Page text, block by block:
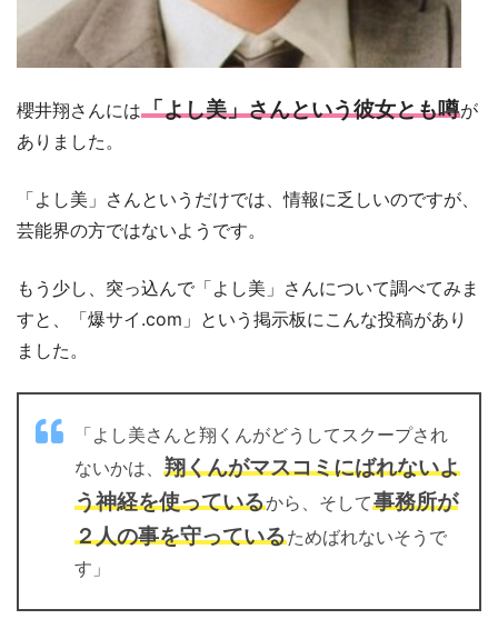
櫻井翔さんには「よし美」さんという彼女とも噂が
ありました。
「よし美」さんというだけでは、情報に乏しいのですが、
芸能界の方ではないようです。
もう少し、突っ込んで「よし美」さんについて調べてみま
すと、「爆サイ.com」という掲示板にこんな投稿があり
ました。
「よし美さんと翔くんがどうしてスクープされ
ないかは、 翔くんがマスコミにばれないよ
う神経を使っているから、そして事務所が
２人の事を守っているためばれないそうで
す」